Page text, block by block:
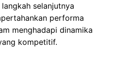
selanjutnya
performa
menghadapi dinamika
kompetitif.